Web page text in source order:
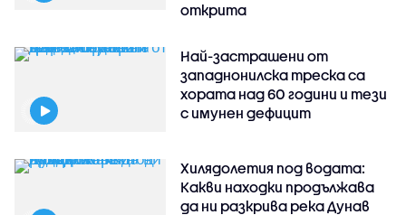
открита
Най-застрашени от
западнонилска треска са
хората над 60 години и тези
с имунен дефицит
Хилядолетия под водата:
Какви находки продължава
да ни разкрива река Дунав